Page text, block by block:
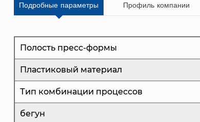
Подробные параметры Профиль компании
Полость пресс-формы
Пластиковый материал
Тип комбинации процессов
бегун